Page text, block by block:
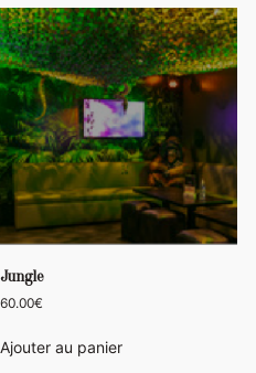
Jungle
60.00€
Ajouter au panier